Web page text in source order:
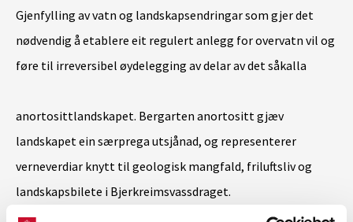
Gjenfylling av vatn og landskapsendringar som gjer det
nødvendig å etablere eit regulert anlegg for overvatn vil og
føre til irreversibel øydelegging av delar av det såkalla
anortosittlandskapet. Bergarten anortositt gjæv
landskapet ein særprega utsjånad, og representerer
verneverdiar knytt til geologisk mangfald, friluftsliv og
landskapsbilete i Bjerkreimsvassdraget.